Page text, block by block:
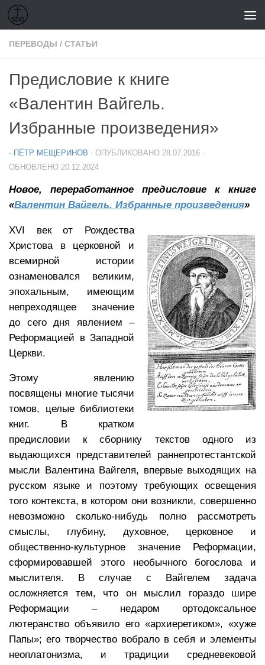
Перейти к содержимому
ПЕРЕВОДЫ / СТАТЬИ
Предисловие к книге
«Валентин Вайгель.
Избранные произведения»
- ПЁТР МЕЩЕРИНОВ · ОПУБЛИКОВАНО 28.07.2016 ·
ОБНОВЛЕНО 20.12.2024
Новое, переработанное предисловие к книге
«Валентин Вайгель. Избранные произведения»
XVI век от Рождества
Христова в церковной и
всемирной истории
ознаменовался великим,
эпохальным, имеющим
непреходящее значение
до сего дня явлением –
Реформацией в Западной
Церкви.
Этому явлению
посвящены многие тысячи
томов, целые библиотеки
книг. В кратком
предисловии к сборнику текстов одного из
выдающихся представителей раннепротестантской
мысли Валентина Вайгеля, впервые выходящих на
русском языке и поэтому требующих освещения
того контекста, в котором они возникли, совершенно
невозможно сколько-нибудь полно рассмотреть
смыслы, глубину, духовное, церковное и
общественно-культурное значение Реформации,
сформировавшей этого необычного богослова и
мыслителя. В случае с Вайгелем задача
осложняется тем, что он мыслил гораздо шире
Реформации – недаром ортодоксальное
лютеранство объявило его «архиеретиком», «хуже
Папы»; его творчество вобрало в себя и элементы
неоплатонизма, и традиции средневековой